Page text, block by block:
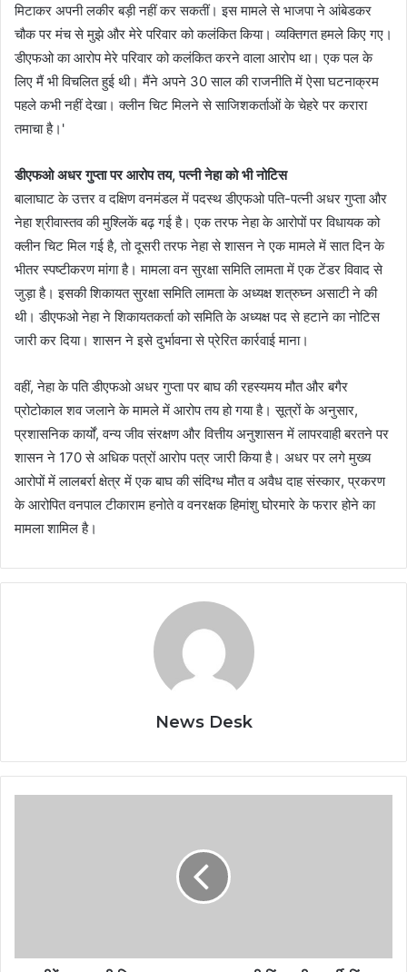
मिटाकर अपनी लकीर बड़ी नहीं कर सकतीं। इस मामले से भाजपा ने आंबेडकर
चौक पर मंच से मुझे और मेरे परिवार को कलंकित किया। व्यक्तिगत हमले किए गए।
डीएफओ का आरोप मेरे परिवार को कलंकित करने वाला आरोप था। एक पल के
लिए मैं भी विचलित हुई थी। मैंने अपने 30 साल की राजनीति में ऐसा घटनाक्रम
पहले कभी नहीं देखा। क्लीन चिट मिलने से साजिशकर्ताओं के चेहरे पर करारा
तमाचा है।'
डीएफओ अधर गुप्ता पर आरोप तय, पत्नी नेहा को भी नोटिस
बालाघाट के उत्तर व दक्षिण वनमंडल में पदस्थ डीएफओ पति-पत्नी अधर गुप्ता और
नेहा श्रीवास्तव की मुश्लिकें बढ़ गई है। एक तरफ नेहा के आरोपों पर विधायक को
क्लीन चिट मिल गई है, तो दूसरी तरफ नेहा से शासन ने एक मामले में सात दिन के
भीतर स्पष्टीकरण मांगा है। मामला वन सुरक्षा समिति लामता में एक टेंडर विवाद से
जुड़ा है। इसकी शिकायत सुरक्षा समिति लामता के अध्यक्ष शत्रुघ्न असाटी ने की
थी। डीएफओ नेहा ने शिकायतकर्ता को समिति के अध्यक्ष पद से हटाने का नोटिस
जारी कर दिया। शासन ने इसे दुर्भावना से प्रेरित कार्रवाई माना।
वहीं, नेहा के पति डीएफओ अधर गुप्ता पर बाघ की रहस्यमय मौत और बगैर
प्रोटोकाल शव जलाने के मामले में आरोप तय हो गया है। सूत्रों के अनुसार,
प्रशासनिक कार्यों, वन्य जीव संरक्षण और वित्तीय अनुशासन में लापरवाही बरतने पर
शासन ने 170 से अधिक पत्रों आरोप पत्र जारी किया है। अधर पर लगे मुख्य
आरोपों में लालबर्रा क्षेत्र में एक बाघ की संदिग्ध मौत व अवैध दाह संस्कार, प्रकरण
के आरोपित वनपाल टीकाराम हनोते व वनरक्षक हिमांशु घोरमारे के फरार होने का
मामला शामिल है।
News Desk